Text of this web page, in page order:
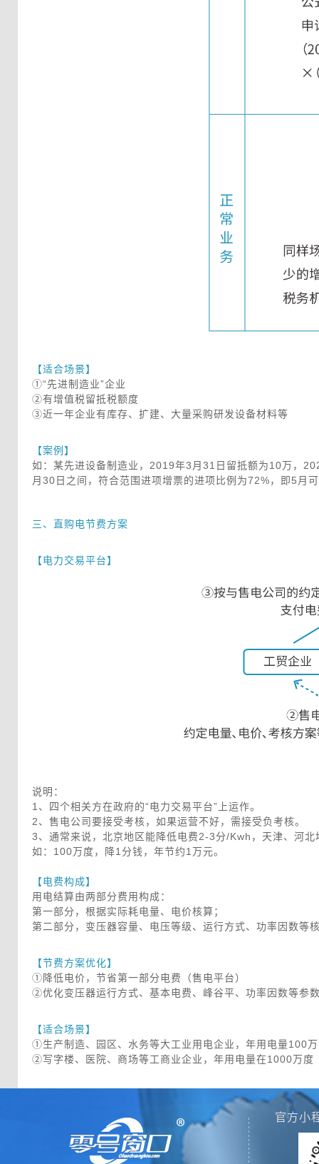
【适合场景】
①“先进制造业”企业
②有增值税留抵税额度
③近一年企业有库存、扩建、大量采购研发设备材料等
【案例】
如：某先进设备制造业，2019年3月31日留抵额为10万，
月30日之间，符合范围进项增票的进项比例为72%，即5
三、直购电节费方案
【电力交易平台】
说明：
1、四个相关方在政府的“电力交易平台”上运作。
2、售电公司要接受考核，如果运营不好，需接受负考核。
3、通常来说，北京地区能降低电费2-3分/Kwh，天津、河
如：100万度，降1分钱，年节约1万元。
【电费构成】
用电结算由两部分费用构成：
第一部分，根据实际耗电量、电价核算；
第二部分，变压器容量、电压等级、运行方式、功率因数等
【节费方案优化】
①降低电价，节省第一部分电费（售电平台）
②优化变压器运行方式、基本电费、峰谷平、功率因数等参
【适合场景】
①生产制造、园区、水务等大工业用电企业，年用电量100
②写字楼、医院、商场等工商业企业，年用电量在1000万度
官方小